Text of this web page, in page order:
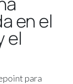
en el
el
para